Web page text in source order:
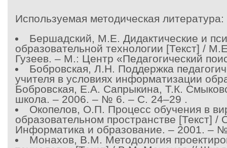
Используемая методическая
Бершадский, М.Е. Дидактические и
образовательной технологии [Текст] /
Гузеев. – М.: Центр «Педагогический
Бобровская, Л.Н. Поддержка
учителя в условиях информатизации
Бобровская, Е.А. Сапрыкина, Т.К.
школа. – 2006. – № 6. – С. 24–29 .
Окопелов, О.П. Процесс обучения в
образовательном пространстве [Текст] /
Информатика и образование. – 2001. –
Монахов, В.М. Методология